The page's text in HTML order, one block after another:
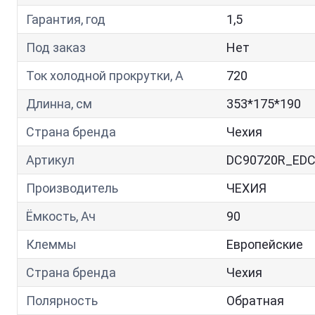
Гарантия, год
1,5
Под заказ
Нет
Ток холодной прокрутки, A
720
Длинна, см
353*175*190
Страна бренда
Чехия
Артикул
DC90720R_EDC
Производитель
ЧЕХИЯ
Ёмкость, Ач
90
Клеммы
Европейские
Страна бренда
Чехия
Полярность
Обратная